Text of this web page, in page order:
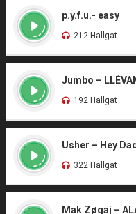
p.y.f.u.- easy
212 Hallgat
Jumbo –
192 Hallgat
Usher – Hey
322 Hallgat
Mak Zøgaj –